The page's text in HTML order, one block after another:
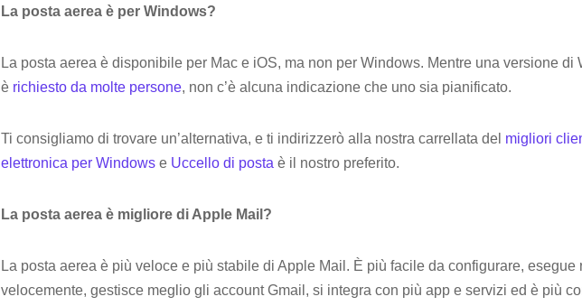
La posta aerea è per Windows?
La posta aerea è disponibile per Mac e iOS, ma non per Windows. Mentre una versione di
è richiesto da molte persone, non c’è alcuna indicazione che uno sia pianificato.
Ti consigliamo di trovare un’alternativa, e ti indirizzerò alla nostra carrellata del migliori
elettronica per Windows e Uccello di posta è il nostro preferito.
La posta aerea è migliore di Apple Mail?
La posta aerea è più veloce e più stabile di Apple Mail. È più facile da configurare, esegue
velocemente, gestisce meglio gli account Gmail, si integra con più app e servizi ed è più